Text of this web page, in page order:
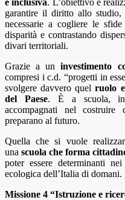
garantire il diritto allo studio,
necessarie a cogliere le
disparità e contrastando
divari territoriali.
Grazie a un
investimento
compresi i c.d. “progetti in
svolgere davvero quel ruolo
del Paese. È a scuola,
accompagnati nel costruire
preparano al futuro.
Quella che si vuole
una scuola che forma
poter essere determinanti
ecologica dell’Italia di domani.
Missione 4 “Istruzione e